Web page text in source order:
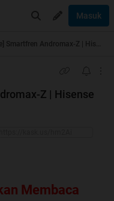
Masuk
Z | Hisense
Membaca